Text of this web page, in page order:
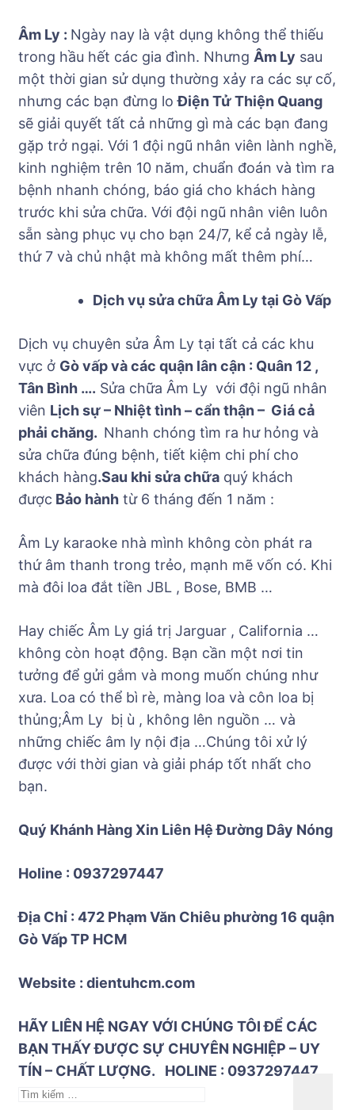
Âm Ly : Ngày nay là vật dụng không thể thiếu
trong hầu hết các gia đình. Nhưng Âm Ly sau
một thời gian sử dụng thường xảy ra các sự cố,
nhưng các bạn đừng loĐiện Tử Thiện Quang
sẽ giải quyết tất cả những gì mà các bạn đang
gặp trở ngại. Với 1 đội ngũ nhân viên lành nghề,
kinh nghiệm trên 10 năm, chuẩn đoán và tìm ra
bệnh nhanh chóng, báo giá cho khách hàng
trước khi sửa chữa. Với đội ngũ nhân viên luôn
sẵn sàng phục vụ cho bạn 24/7, kể cả ngày lễ,
thứ 7 và chủ nhật mà không mất thêm phí​…
Dịch vụ sửa chữa Âm Ly tại Gò Vấp
Dịch vụ chuyên sửa Âm Ly tại tất cả các khu
vực ở Gò vấp và các quận lân cận : Quân 12 ,
Tân Bình …. Sửa chữa Âm Ly với đội ngũ nhân
viên Lịch sự – Nhiệt tình – cẩn thận – Giá cả
phải chăng. Nhanh chóng tìm ra hư hỏng và
sửa chữa đúng bệnh, tiết kiệm chi phí cho
khách hàng​.Sau khi sửa chữa quý khách
được Bảo hành từ 6 tháng đến 1 năm :
Âm Ly karaoke nhà mình không còn phát ra
thứ âm thanh trong trẻo, mạnh mẽ vốn có. Khi
mà đôi loa đắt tiền JBL , Bose, BMB …
Hay chiếc Âm Ly giá trị Jarguar , California …
không còn hoạt động. Bạn cần một nơi tin
tưởng để gửi gắm và mong muốn chúng như
xưa. Loa có thể bì rè, màng loa và côn loa bị
thủng;Âm Ly bị ù , không lên nguồn … và
những chiếc âm ly nội địa …Chúng tôi xử lý
được với thời gian và giải pháp tốt nhất cho
bạn.
Quý Khánh Hàng Xin Liên Hệ Đường Dây Nóng
Holine : 0937297447
Địa Chỉ : 472 Phạm Văn Chiêu phường 16 quận
Gò Vấp TP HCM
Website : dientuhcm.com
HÃY LIÊN HỆ NGAY VỚI CHÚNG TÔI ĐỂ CÁC
BẠN THẤY ĐƯỢC SỰ CHUYÊN NGHIỆP – UY
TÍN – CHẤT LƯỢNG. HOLINE : 0937297447
Tìm